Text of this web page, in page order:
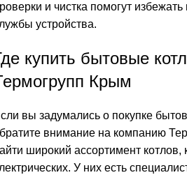
и чистка помогут
устройства.
купить бытовые
Крым
вы задумались о покупке
внимание на компанию
широкий ассортимент котлов,
У них есть